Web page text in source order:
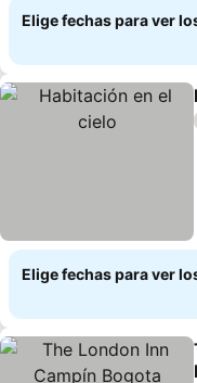
Elige fechas para ver
Elige fechas para ver